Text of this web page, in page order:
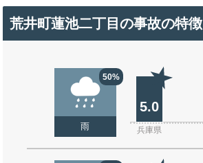
荒井町蓮池二丁目の事故の特徴
50%
雨
5.0
兵庫県